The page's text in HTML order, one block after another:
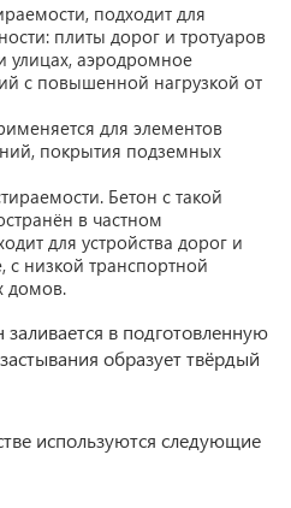
подходит для
плиты дорог и тротуаров
улицах, аэродромное
с повышенной нагрузкой от
для элементов
покрытия подземных
Бетон с такой
в частном
для устройства дорог и
с низкой транспортной
домов.
в подготовленную
образует твёрдый
используются следующие